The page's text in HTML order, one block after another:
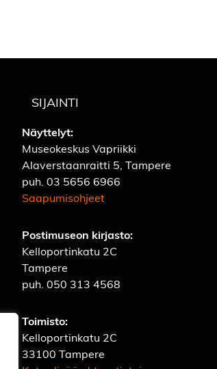
SIJAINTI
Näyttelyt:
Museokeskus Vapriikki
Alaverstaanraitti 5, Tampere
puh.03 5656 6966
Saapumisohjeet
Postimuseon kirjasto:
Kelloportinkatu 2C
Tampere
puh.050 313 4568
Toimisto:
Kelloportinkatu 2C
33100 Tampere